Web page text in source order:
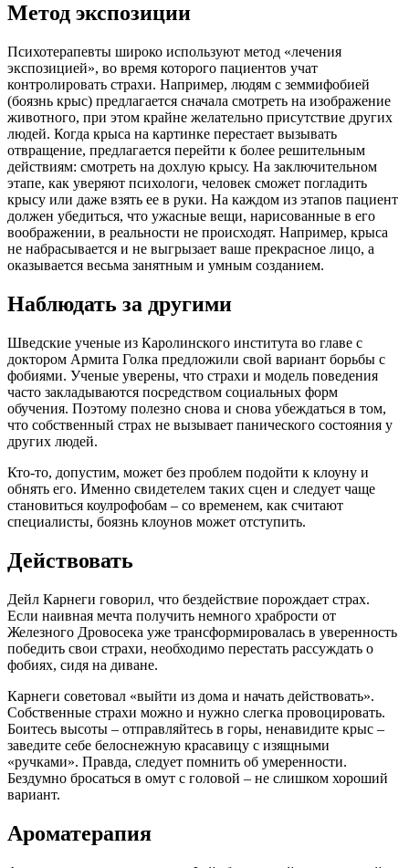
Метод экспозиции
Психотерапевты широко используют метод «лечения
экспозицией», во время которого пациентов учат
контролировать страхи. Например, людям с земмифобией
(боязнь крыс) предлагается сначала смотреть на изображение
животного, при этом крайне желательно присутствие других
людей. Когда крыса на картинке перестает вызывать
отвращение, предлагается перейти к более решительным
действиям: смотреть на дохлую крысу. На заключительном
этапе, как уверяют психологи, человек сможет погладить
крысу или даже взять ее в руки. На каждом из этапов пациент
должен убедиться, что ужасные вещи, нарисованные в его
воображении, в реальности не происходят. Например, крыса
не набрасывается и не выгрызает ваше прекрасное лицо, а
оказывается весьма занятным и умным созданием.
Наблюдать за другими
Шведские ученые из Каролинского института во главе с
доктором Армита Голка предложили свой вариант борьбы с
фобиями. Ученые уверены, что страхи и модель поведения
часто закладываются посредством социальных форм
обучения. Поэтому полезно снова и снова убеждаться в том,
что собственный страх не вызывает панического состояния у
других людей.
Кто-то, допустим, может без проблем подойти к клоуну и
обнять его. Именно свидетелем таких сцен и следует чаще
становиться коулрофобам – со временем, как считают
специалисты, боязнь клоунов может отступить.
Действовать
Дейл Карнеги говорил, что бездействие порождает страх.
Если наивная мечта получить немного храбрости от
Железного Дровосека уже трансформировалась в уверенность
победить свои страхи, необходимо перестать рассуждать о
фобиях, сидя на диване.
Карнеги советовал «выйти из дома и начать действовать».
Собственные страхи можно и нужно слегка провоцировать.
Боитесь высоты – отправляйтесь в горы, ненавидите крыс –
заведите себе белоснежную красавицу с изящными
«ручками». Правда, следует помнить об умеренности.
Бездумно бросаться в омут с головой – не слишком хороший
вариант.
Ароматерапия